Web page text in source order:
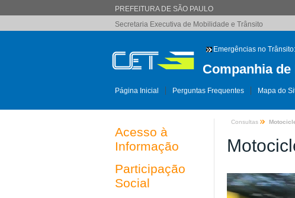
PREFEITURA DE SÃO PAULO
Secretaria Executiva de Mobilidade e Trânsito
Emergências no Trânsito:
Companhia
Página Inicial Perguntas Frequentes Mapa do
Acesso à
Informação
Participação
Social
Consultas